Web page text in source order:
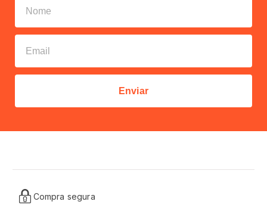
Enviar
Compra segura